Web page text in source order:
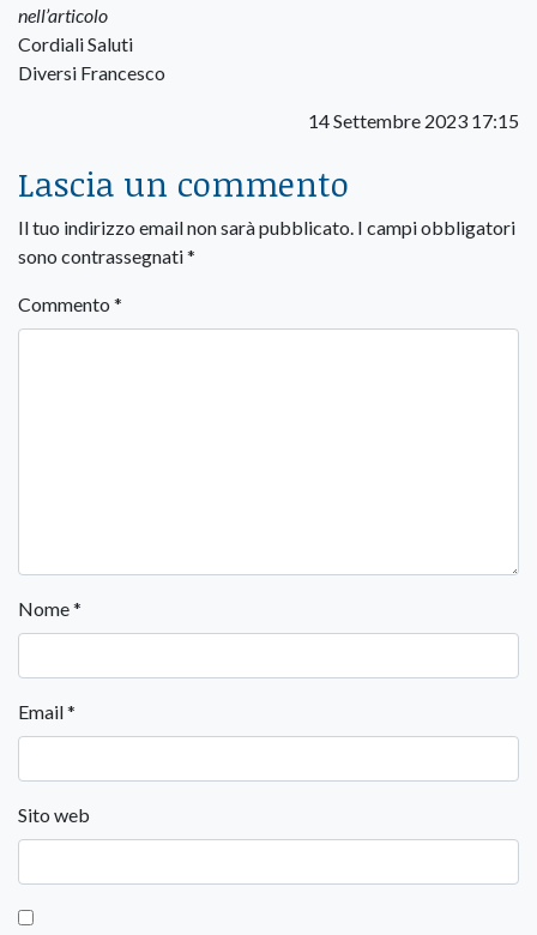
nell’articolo
Cordiali Saluti
Diversi Francesco
14 Settembre 2023 17:15
Lascia un commento
Il tuo indirizzo email non sarà pubblicato. I campi obbligatori
sono contrassegnati*
Commento *
Nome*
Email*
Sito web